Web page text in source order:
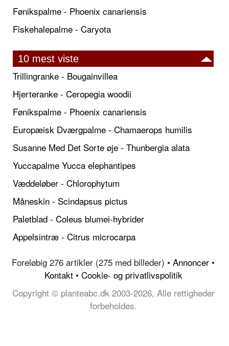
Fønikspalme - Phoenix canariensis
Fiskehalepalme - Caryota
10 mest viste
Trillingranke - Bougainvillea
Hjerteranke - Ceropegia woodii
Fønikspalme - Phoenix canariensis
Europæisk Dværgpalme - Chamaerops humilis
Susanne Med Det Sorte øje - Thunbergia alata
Yuccapalme Yucca elephantipes
Væddeløber - Chlorophytum
Måneskin - Scindapsus pictus
Paletblad - Coleus blumei-hybrider
Appelsintræ - Citrus microcarpa
Foreløbig 276 artikler (275 med billeder) • Annoncer •
Kontakt• Cookie- og privatlivspolitik
Copyright © planteabc.dk 2003-2026, Alle rettigheder
forbeholdes.